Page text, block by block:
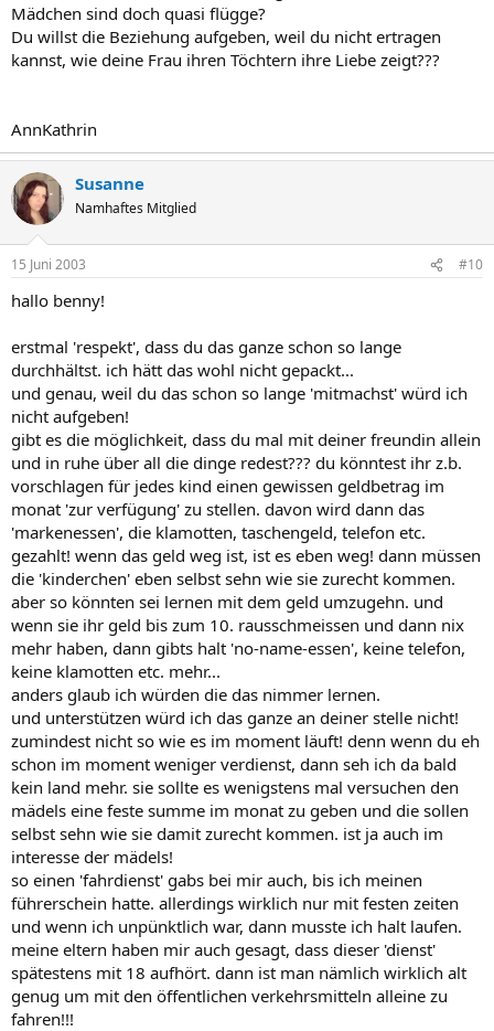
Mädchen sind doch quasi flügge?
Du willst die Beziehung aufgeben, weil du nicht ertragen
kannst, wie deine Frau ihren Töchtern ihre Liebe zeigt???
AnnKathrin
Susanne
Namhaftes Mitglied
15 Juni 2003 #10
hallo benny!
erstmal 'respekt', dass du das ganze schon so lange
durchhältst. ich hätt das wohl nicht gepackt...
und genau, weil du das schon so lange 'mitmachst' würd ich
nicht aufgeben!
gibt es die möglichkeit, dass du mal mit deiner freundin allein
und in ruhe über all die dinge redest??? du könntest ihr z.b.
vorschlagen für jedes kind einen gewissen geldbetrag im
monat 'zur verfügung' zu stellen. davon wird dann das
'markenessen', die klamotten, taschengeld, telefon etc.
gezahlt! wenn das geld weg ist, ist es eben weg! dann müssen
die 'kinderchen' eben selbst sehn wie sie zurecht kommen.
aber so könnten sei lernen mit dem geld umzugehn. und
wenn sie ihr geld bis zum 10. rausschmeissen und dann nix
mehr haben, dann gibts halt 'no-name-essen', keine telefon,
keine klamotten etc. mehr...
anders glaub ich würden die das nimmer lernen.
und unterstützen würd ich das ganze an deiner stelle nicht!
zumindest nicht so wie es im moment läuft! denn wenn du eh
schon im moment weniger verdienst, dann seh ich da bald
kein land mehr. sie sollte es wenigstens mal versuchen den
mädels eine feste summe im monat zu geben und die sollen
selbst sehn wie sie damit zurecht kommen. ist ja auch im
interesse der mädels!
so einen 'fahrdienst' gabs bei mir auch, bis ich meinen
führerschein hatte. allerdings wirklich nur mit festen zeiten
und wenn ich unpünktlich war, dann musste ich halt laufen.
meine eltern haben mir auch gesagt, dass dieser 'dienst'
spätestens mit 18 aufhört. dann ist man nämlich wirklich alt
genug um mit den öffentlichen verkehrsmitteln alleine zu
fahren!!!